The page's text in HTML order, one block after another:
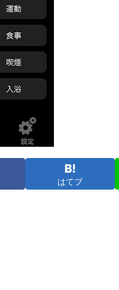
はてブ